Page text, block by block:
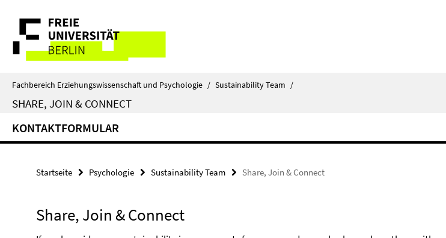
direkt
Inhalt
Service-
Navigation
Fachbereich Erziehungswissenschaft und Psychologie / Sustainability Team /
SHARE, JOIN & CONNECT
KONTAKTFORMULAR
Startseite Psychologie Sustainability Team Share, Join & Connect
Share, Join & Connect